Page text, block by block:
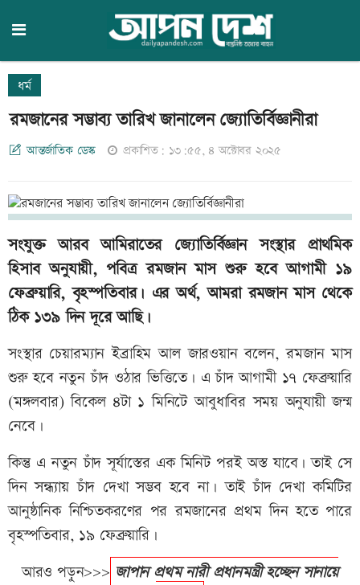
ধর্ম
রমজানের সম্ভাব্য তারিখ জানালেন জ্যোতির্বিজ্ঞানীরা
আন্তর্জাতিক ডেস্ক প্রকাশিত: ১৩:৫৫, ৪ অক্টোবর ২০২৫
সংযুক্ত আরব আমিরাতের জ্যোতির্বিজ্ঞান সংস্থার প্রাথমিক
হিসাব অনুযায়ী, পবিত্র রমজান মাস শুরু হবে আগামী ১৯
ফেব্রুয়ারি, বৃহস্পতিবার। এর অর্থ, আমরা রমজান মাস থেকে
ঠিক ১৩৯ দিন দূরে আছি।
সংস্থার চেয়ারম্যান ইব্রাহিম আল জারওয়ান বলেন, রমজান মাস
শুরু হবে নতুন চাঁদ ওঠার ভিত্তিতে। এ চাঁদ আগামী ১৭ ফেব্রুয়ারি
(মঙ্গলবার) বিকেল ৪টা ১ মিনিটে আবুধাবির সময় অনুযায়ী জন্ম
নেবে।
কিন্তু এ নতুন চাঁদ সূর্যাস্তের এক মিনিট পরই অস্ত যাবে। তাই সে
দিন সন্ধ্যায় চাঁদ দেখা সম্ভব হবে না। তাই চাঁদ দেখা কমিটির
আনুষ্ঠানিক নিশ্চিতকরণের পর রমজানের প্রথম দিন হতে পারে
বৃহস্পতিবার, ১৯ ফেব্রুয়ারি।
আরও পড়ুন>>> জাপান প্রথম নারী প্রধানমন্ত্রী হচ্ছেন সানায়ে